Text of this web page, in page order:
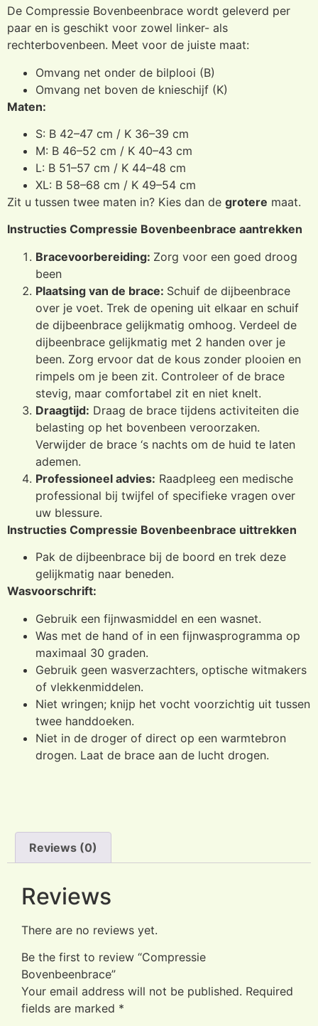
De Compressie Bovenbeenbrace wordt geleverd per
paar en is geschikt voor zowel linker- als
rechterbovenbeen. Meet voor de juiste maat:
Omvang net onder de bilplooi (B)
Omvang net boven de knieschijf (K)
Maten:
S: B 42–47 cm / K 36–39 cm
M: B 46–52 cm / K 40–43 cm
L: B 51–57 cm / K 44–48 cm
XL: B 58–68 cm / K 49–54 cm
Zit u tussen twee maten in? Kies dan de grotere maat.
Instructies Compressie Bovenbeenbrace aantrekken
Bracevoorbereiding: Zorg voor een goed droog
been
Plaatsing van de brace: Schuif de dijbeenbrace
over je voet. Trek de opening uit elkaar en schuif
de dijbeenbrace gelijkmatig omhoog. Verdeel de
dijbeenbrace gelijkmatig met 2 handen over je
been. Zorg ervoor dat de kous zonder plooien en
rimpels om je been zit. Controleer of de brace
stevig, maar comfortabel zit en niet knelt.
Draagtijd: Draag de brace tijdens activiteiten die
belasting op het bovenbeen veroorzaken.
Verwijder de brace ‘s nachts om de huid te laten
ademen.
Professioneel advies: Raadpleeg een medische
professional bij twijfel of specifieke vragen over
uw blessure.
Instructies Compressie Bovenbeenbrace uittrekken
Pak de dijbeenbrace bij de boord en trek deze
gelijkmatig naar beneden.
Wasvoorschrift:
Gebruik een fijnwasmiddel en een wasnet.
Was met de hand of in een fijnwasprogramma op
maximaal 30 graden.
Gebruik geen wasverzachters, optische witmakers
of vlekkenmiddelen.
Niet wringen; knijp het vocht voorzichtig uit tussen
twee handdoeken.
Niet in de droger of direct op een warmtebron
drogen. Laat de brace aan de lucht drogen.
Reviews (0)
Reviews
There are no reviews yet.
Be the first to review “Compressie
Bovenbeenbrace”
Your email address will not be published. Required
fields are marked *